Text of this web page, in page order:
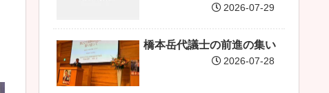
2026-07-29
橋本岳代議士の前進の集い
2026-07-28